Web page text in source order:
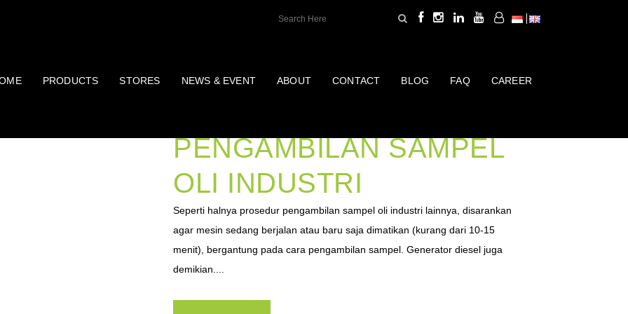
PRODUCTS STORES NEWS & EVENT ABOUT CONTACT BLOG FAQ CAREER
PENGAMBILAN SAMPEL
OLI INDUSTRI
Seperti halnya prosedur pengambilan sampel oli industri lainnya, disarankan
agar mesin sedang berjalan atau baru saja dimatikan (kurang dari 10-15
menit), bergantung pada cara pengambilan sampel. Generator diesel juga
demikian....